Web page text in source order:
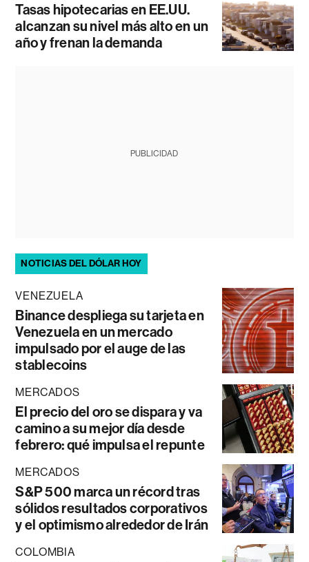
Tasas hipotecarias en EE.UU.
alcanzan su nivel más alto en un
año y frenan la demanda
PUBLICIDAD
NOTICIAS DEL DÓLAR HOY
VENEZUELA
Binance despliega su tarjeta en
Venezuela en un mercado
impulsado por el auge de las
stablecoins
MERCADOS
El precio del oro se dispara y va
camino a su mejor día desde
febrero: qué impulsa el repunte
MERCADOS
S&P 500 marca un récord tras
sólidos resultados corporativos
y el optimismo alrededor de Irán
COLOMBIA